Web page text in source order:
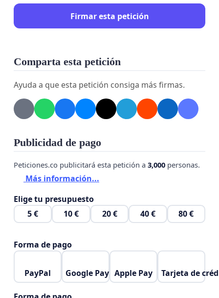
Firmar esta petición
Comparta esta petición
Ayuda a que esta petición consiga más firmas.
Publicidad de pago
Peticiones.co publicitará esta petición a 3,000 personas.
Más información...
Elige tu presupuesto
5 €
10 € 20 € 40 € 80 €
Forma de pago
PayPal Google Pay Apple Pay Tarjeta de